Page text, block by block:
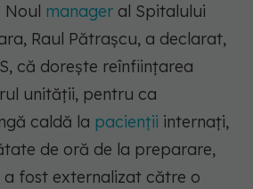
Noul manager al Spitalului
Raul Pătraşcu, a declarat,
că doreşte reînfiinţarea
unităţii, pentru ca
caldă la pacienţii internaţi,
de oră de la preparare,
fost externalizat către o